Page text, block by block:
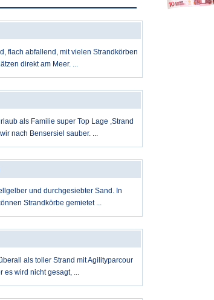
flach abfallend, mit vielen Strandkörben
direkt am Meer. ...
als Familie super Top Lage ,Strand
nach Bensersiel sauber. ...
und durchgesiebter Sand. In
Strandkörbe gemietet ...
als toller Strand mit Agilityparcour
es wird nicht gesagt, ...